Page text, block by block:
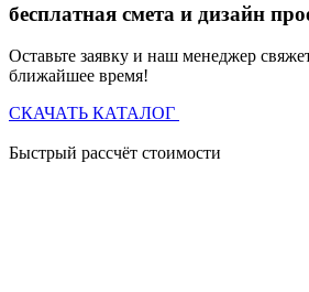
бесплатная смета и дизайн
Оставьте заявку и наш менеджер
ближайшее время!
СКАЧАТЬ КАТАЛОГ
Быстрый рассчёт стоимости